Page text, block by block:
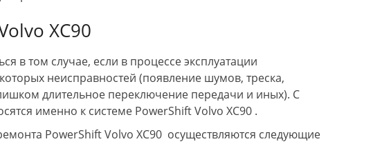
XC90
в том случае, если в процессе эксплуатации
неисправностей (появление шумов, треска,
длительное переключение передачи и иных). С
именно к системе PowerShift Volvo XC90 .
PowerShift Volvo XC90 осуществляются следующие